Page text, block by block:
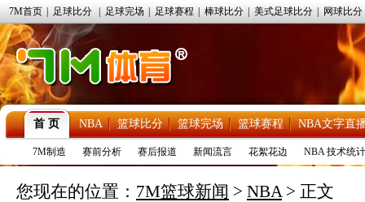
7M首页 足球比分 足球完场 足球赛程 棒球比分 美式足球比分 网球比分
首 页 NBA 篮球比分 篮球完场 篮球赛程 NBA文字直
7M制造 赛前分析 赛后报道 新闻流言 花絮花边 NBA 技术统计
您现在的位置： 7M篮球新闻 > NBA> 正文